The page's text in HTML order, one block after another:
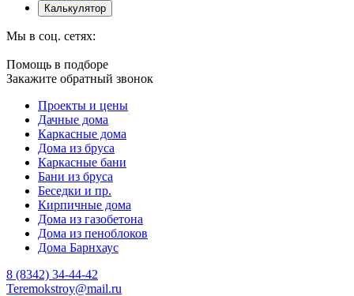
Калькулятор
Мы в соц. сетях:
Помощь в подборе
Закажите обратный звонок
Проекты и цены
Дачные дома
Каркасные дома
Дома из бруса
Каркасные бани
Бани из бруса
Беседки и пр.
Кирпичные дома
Дома из газобетона
Дома из пеноблоков
Дома Барнхаус
8 (8342) 34-44-42
Teremokstroy@mail.ru